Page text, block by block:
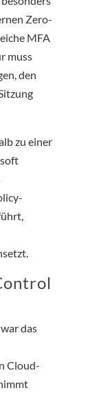
Zero-
MFA
muss
den
zu einer
das
Cloud-